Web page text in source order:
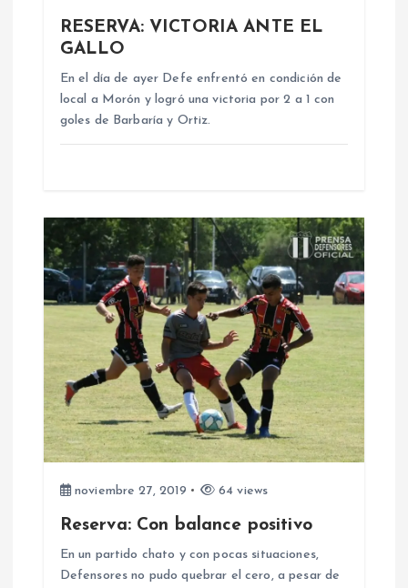
a
d
s
RESERVA: VICTORIA ANTE EL
GALLO
En el día de ayer Defe enfrentó en condición de
local a Morón y logró una victoria por 2 a 1 con
goles de Barbaría y Ortiz.
noviembre 27, 2019 64 views
Reserva: Con balance positivo
En un partido chato y con pocas situaciones,
Defensores no pudo quebrar el cero, a pesar de